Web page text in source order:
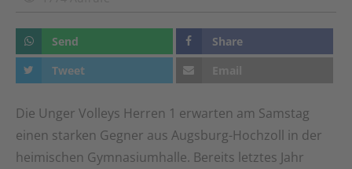
Send
Share
Tweet
Email
Die Unger Volleys Herren 1 erwarten am Samstag
einen starken Gegner aus Augsburg-Hochzoll in der
heimischen Gymnasiumhalle. Bereits letztes Jahr